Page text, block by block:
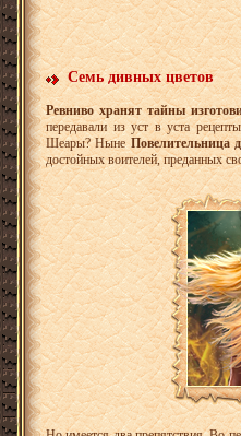
Семь дивных цветов
Ревниво хранят тайны
передавали из уст в уста
Шеары? НынеПовелительница
достойных воителей, преданных